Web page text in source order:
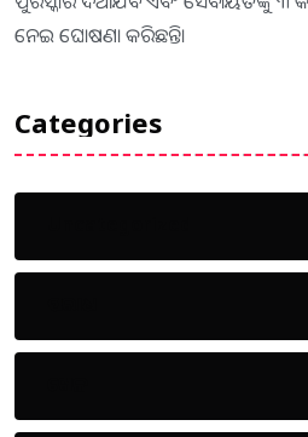
ନେଇ ଘୋଷଣା କରିଛନ୍ତି।
Categories